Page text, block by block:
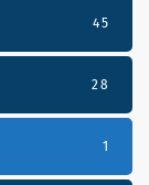
45
28
1